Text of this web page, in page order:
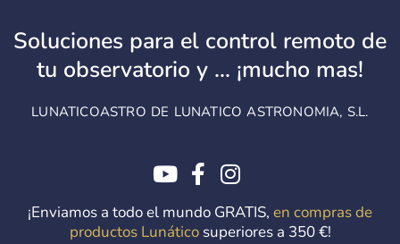
contenido
Soluciones para el control remoto de
tu observatorio y ... ¡mucho mas!
LUNATICOASTRO DE LUNATICO ASTRONOMIA, S.L.
¡Enviamos a todo el mundo GRATIS, en compras de
productos Lunáticosuperiores a 350 €!